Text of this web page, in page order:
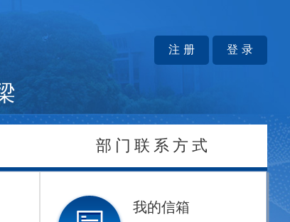
注 册 登 录
部门联系方式
我的信箱